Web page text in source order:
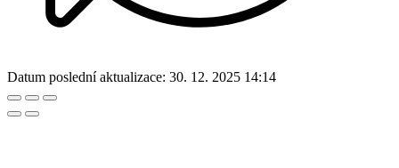
Datum poslední aktualizace: 30. 12. 2025 14:14